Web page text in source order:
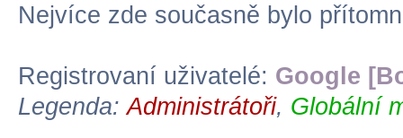
Nejvíce zde současně bylo
Registrovaní uživatelé: Google
Legenda:Administrátoři, Globální